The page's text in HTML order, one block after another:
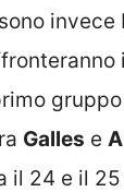
invece
Galles e
il 24 e il